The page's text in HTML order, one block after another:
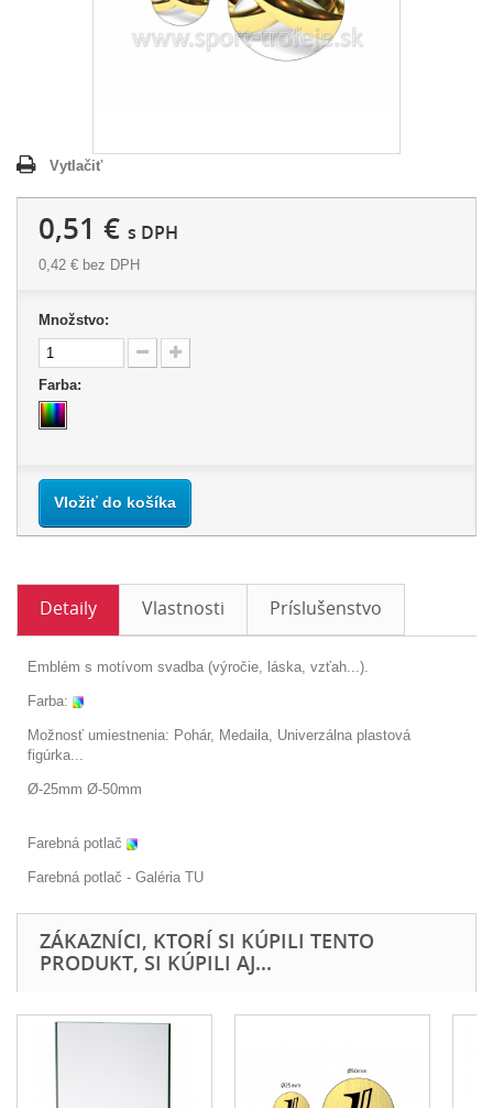
Vytlačiť
0,51 € s DPH
0,42 € bez DPH
Množstvo:
Farba:
Vložiť do košíka
Detaily Vlastnosti Príslušenstvo
Emblém s motívom svadba (výročie, láska, vzťah...).
Farba:
Možnosť umiestnenia: Pohár, Medaila, Univerzálna plastová
figúrka...
Ø-25mm Ø-50mm
Farebná potlač
Farebná potlač - Galéria TU
ZÁKAZNÍCI, KTORÍ SI KÚPILI TENTO
PRODUKT, SI KÚPILI AJ...